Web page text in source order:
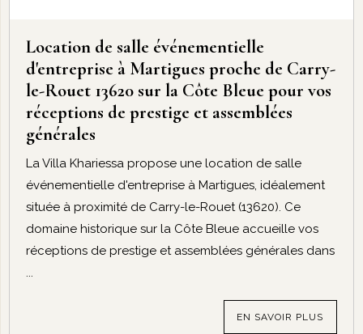
Location de salle événementielle
d'entreprise à Martigues proche de Carry-
le-Rouet 13620 sur la Côte Bleue pour vos
réceptions de prestige et assemblées
générales
La Villa Khariessa propose une location de salle
événementielle d'entreprise à Martigues, idéalement
située à proximité de Carry-le-Rouet (13620). Ce
domaine historique sur la Côte Bleue accueille vos
réceptions de prestige et assemblées générales dans
EN SAVOIR PLUS